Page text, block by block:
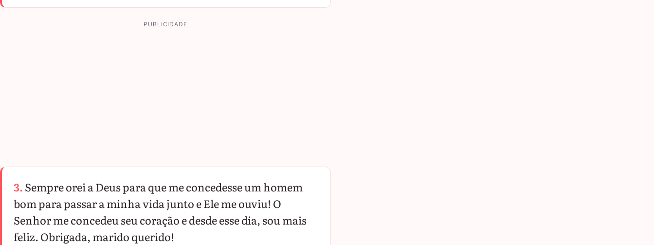
PUBLICIDADE
3.Sempre orei a Deus para que me concedesse um homem
bom para passar a minha vida junto e Ele me ouviu! O
Senhor me concedeu seu coração e desde esse dia, sou mais
feliz. Obrigada, marido querido!